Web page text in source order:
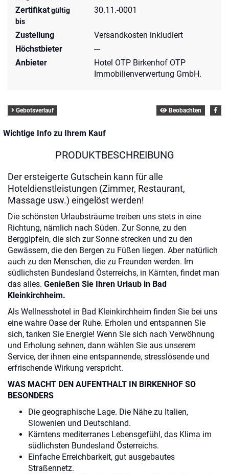
Zertifikatgültig
bis
30.11.-0001
Zustellung
Versandkosten inkludiert
Höchstbieter
---
Anbieter
Hotel OTP Birkenhof OTP
Immobilienverwertung GmbH.
Gebotsverlauf Beobachten
Wichtige Info zu Ihrem Kauf
PRODUKTBESCHREIBUNG
Der ersteigerte Gutschein kann für alle
Hoteldienstleistungen (Zimmer, Restaurant,
Massage usw.) eingelöst werden!
Die schönsten Urlaubsträume treiben uns stets in eine
Richtung, nämlich nach Süden. Zur Sonne, zu den
Berggipfeln, die sich zur Sonne strecken und zu den
Gewässern, die den Bergen zu Füßen liegen. Aber natürlich
auch zu den Menschen, die zu Freunden werden. Im
südlichsten Bundesland Österreichs, in Kärnten, findet man
das alles. Genießen Sie Ihren Urlaub in Bad
Kleinkirchheim.
Als Wellnesshotel in Bad Kleinkirchheim finden Sie bei uns
eine wahre Oase der Ruhe. Erholen und entspannen Sie
sich, tanken Sie Energie! Wenn Sie sich nach Verwöhnung
und Erholung sehnen, dann wählen Sie aus unserem
Service, der ihnen eine entspannende, stresslösende und
erfrischende Wirkung verspricht.
WAS MACHT DEN AUFENTHALT IN BIRKENHOF SO
BESONDERS
Die geographische Lage. Die Nähe zu Italien,
Slowenien und Deutschland.
Kärntens mediterranes Lebensgefühl, das Klima im
südlichsten Bundesland Österreichs.
Einfache Erreichbarkeit, gut ausgebautes
Straßennetz.